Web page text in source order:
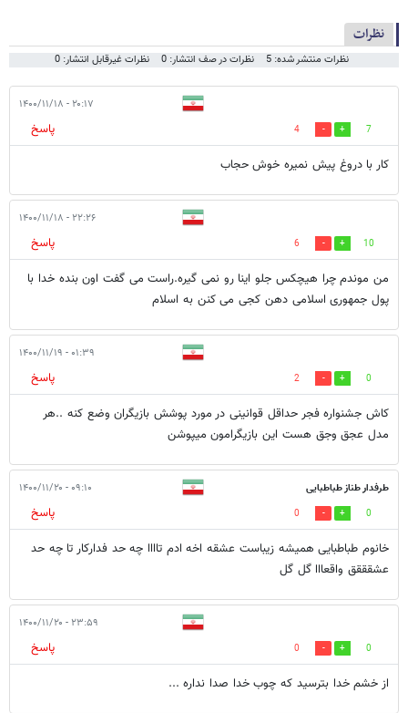
نظرات
نظرات منتشر شده: 5 نظرات در صف انتشار: 0 نظرات غیرقابل انتشار: 0
۲۰:۱۷ - ۱۴۰۰/۱۱/۱۸
7
4
پاسخ
کار با دروغ پیش نمیره خوش حجاب
۲۲:۲۶ - ۱۴۰۰/۱۱/۱۸
10
6
پاسخ
من موندم چرا هیچکس جلو اینا رو نمی گیره.راست می گفت اون بنده خدا با
پول جمهوری اسلامی دهن کجی می کنن به اسلام
۰۱:۳۹ - ۱۴۰۰/۱۱/۱۹
0
2
پاسخ
کاش جشنواره فجر حداقل قوانینی در مورد پوشش بازیگران وضع کنه ..هر
مدل عجق وجق هست این بازیگرامون میپوشن
طرفدار طناز طباطبایی ۰۹:۱۰ - ۱۴۰۰/۱۱/۲۰
0
0
پاسخ
خانوم طباطبایی همیشه زیباست عشقه اخه ادم تاااا چه حد فدارکار تا چه حد
عشقققق واقعااا گل گل
۲۳:۵۹ - ۱۴۰۰/۱۱/۲۰
0
0
پاسخ
از خشم خدا بترسید که چوب خدا صدا نداره ...